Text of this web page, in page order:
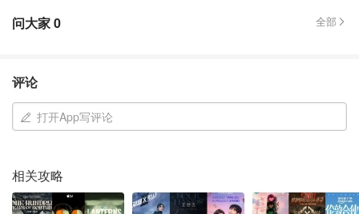
问大家0 全部
评论
打开App写评论
相关攻略